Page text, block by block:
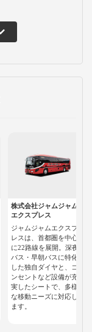
株式会社ジャムジャム
エクスプレス
ジャムジャムエクスプ
レスは、首都圏を中心
に22路線を展開。深夜
バス・早朝バスに特化
した独自ダイヤと、コ
ンセントなど設備が充
実したシートで、多様
な移動ニーズに対応し
ます。